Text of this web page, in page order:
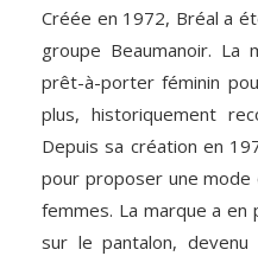
Créée en 1972, Bréal a
groupe Beaumanoir. La
prêt-à-porter féminin
plus, historiquement
Depuis sa création en
pour proposer une
femmes. La marque a
sur le pantalon,